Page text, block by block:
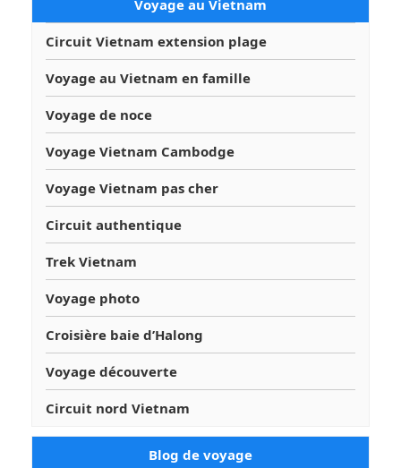
Voyage au Vietnam
Circuit Vietnam extension plage
Voyage au Vietnam en famille
Voyage de noce
Voyage Vietnam Cambodge
Voyage Vietnam pas cher
Circuit authentique
Trek Vietnam
Voyage photo
Croisière baie d’Halong
Voyage découverte
Circuit nord Vietnam
Blog de voyage